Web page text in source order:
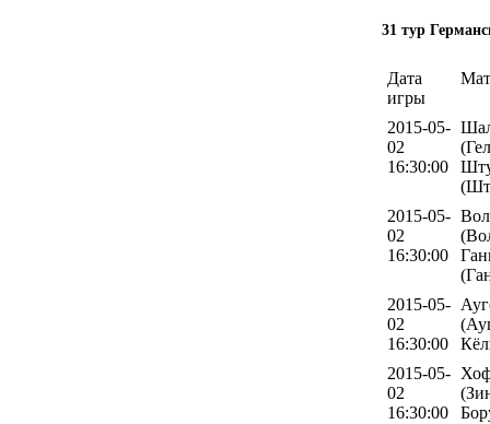
31 тур
Дата
игры
2015-05-
02
16:30:00
2015-05-
02
16:30:00
2015-05-
02
16:30:00
2015-05-
02
16:30:00